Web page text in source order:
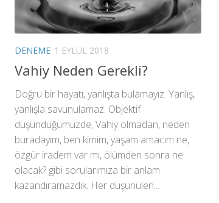
DENEME 1 EYLÜL 2018
Vahiy Neden Gerekli?
Doğru bir hayatı, yanlışta bulamayız. Yanlış,
yanlışla savunulamaz. Objektif
düşündüğümüzde; Vahiy olmadan, neden
buradayım, ben kimim, yaşam amacım ne,
özgür iradem var mı, ölümden sonra ne
olacak? gibi sorularımıza bir anlam
kazandıramazdık. Her düşünülen...